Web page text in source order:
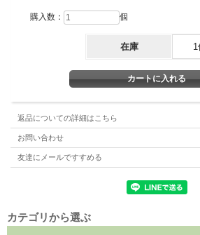
大樋長左衛門は350年の歴史を持つ大樋焼
大樋焼は、ろくろを一切使わずに手捻り
のが特徴の焼物です。
購入数： 個
在庫 1
返品についての詳細はこちら
お問い合わせ
友達にメールですすめる
カテゴリから選ぶ